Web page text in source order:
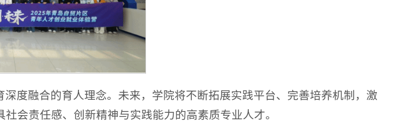
度融合的育人理念。未来，学院将不断拓展实践平台、完善培养机制，激
会责任感、创新精神与实践能力的高素质专业人才。